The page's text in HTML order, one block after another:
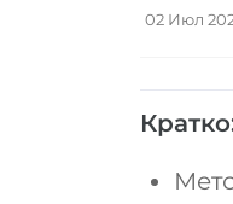
02 Июл